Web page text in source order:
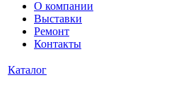
О компании
Выставки
Ремонт
Контакты
Каталог